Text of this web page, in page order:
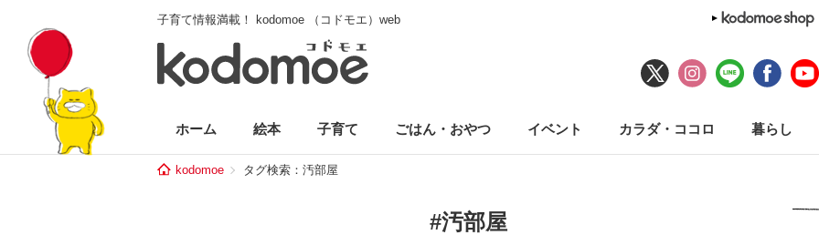
子育て情報満載！ kodomoe （コドモエ）web
ホーム 絵本 子育て ごはん・おやつ イベント カラダ・ココロ 暮らし
kodomoe タグ検索：汚部屋
#汚部屋